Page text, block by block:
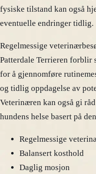
fysiske tilstand kan også
eventuelle endringer tidlig.
Regelmessige
Patterdale Terrieren forblir
for å gjennomføre
og tidlig oppdagelse av
Veterinæren kan også gi
hundens helse basert på
Regelmessige
Balansert kosthold
Daglig mosjon